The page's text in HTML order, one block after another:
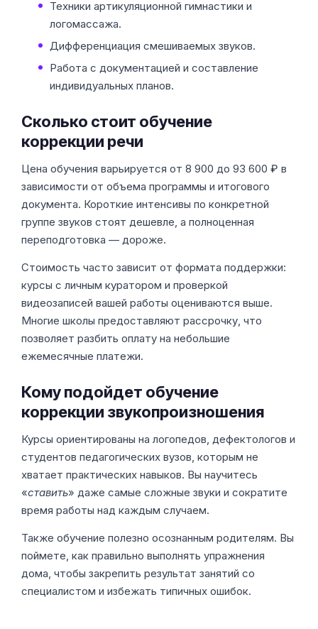
Техники артикуляционной гимнастики и
логомассажа.
Дифференциация смешиваемых звуков.
Работа с документацией и составление
индивидуальных планов.
Сколько стоит обучение
коррекции речи
Цена обучения варьируется от 8 900 до 93 600 ₽ в
зависимости от объема программы и итогового
документа. Короткие интенсивы по конкретной
группе звуков стоят дешевле, а полноценная
переподготовка — дороже.
Стоимость часто зависит от формата поддержки:
курсы с личным куратором и проверкой
видеозаписей вашей работы оцениваются выше.
Многие школы предоставляют рассрочку, что
позволяет разбить оплату на небольшие
ежемесячные платежи.
Кому подойдет обучение
коррекции звукопроизношения
Курсы ориентированы на логопедов, дефектологов и
студентов педагогических вузов, которым не
хватает практических навыков. Вы научитесь
«ставить» даже самые сложные звуки и сократите
время работы над каждым случаем.
Также обучение полезно осознанным родителям. Вы
поймете, как правильно выполнять упражнения
дома, чтобы закрепить результат занятий со
специалистом и избежать типичных ошибок.